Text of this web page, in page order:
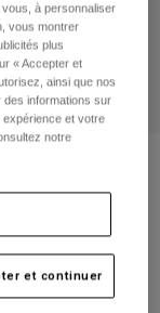
Miroir
à personnaliser
vous montrer
plus
« Accepter et
ainsi que nos
des informations sur
et votre
notre
et continuer